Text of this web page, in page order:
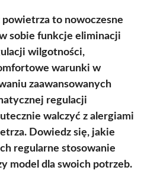
powietrza to nowoczesne
sobie funkcje eliminacji
wilgotności,
warunki w
zaawansowanych
regulacji
walczyć z alergiami
Dowiedz się, jakie
regularne stosowanie
model dla swoich potrzeb.